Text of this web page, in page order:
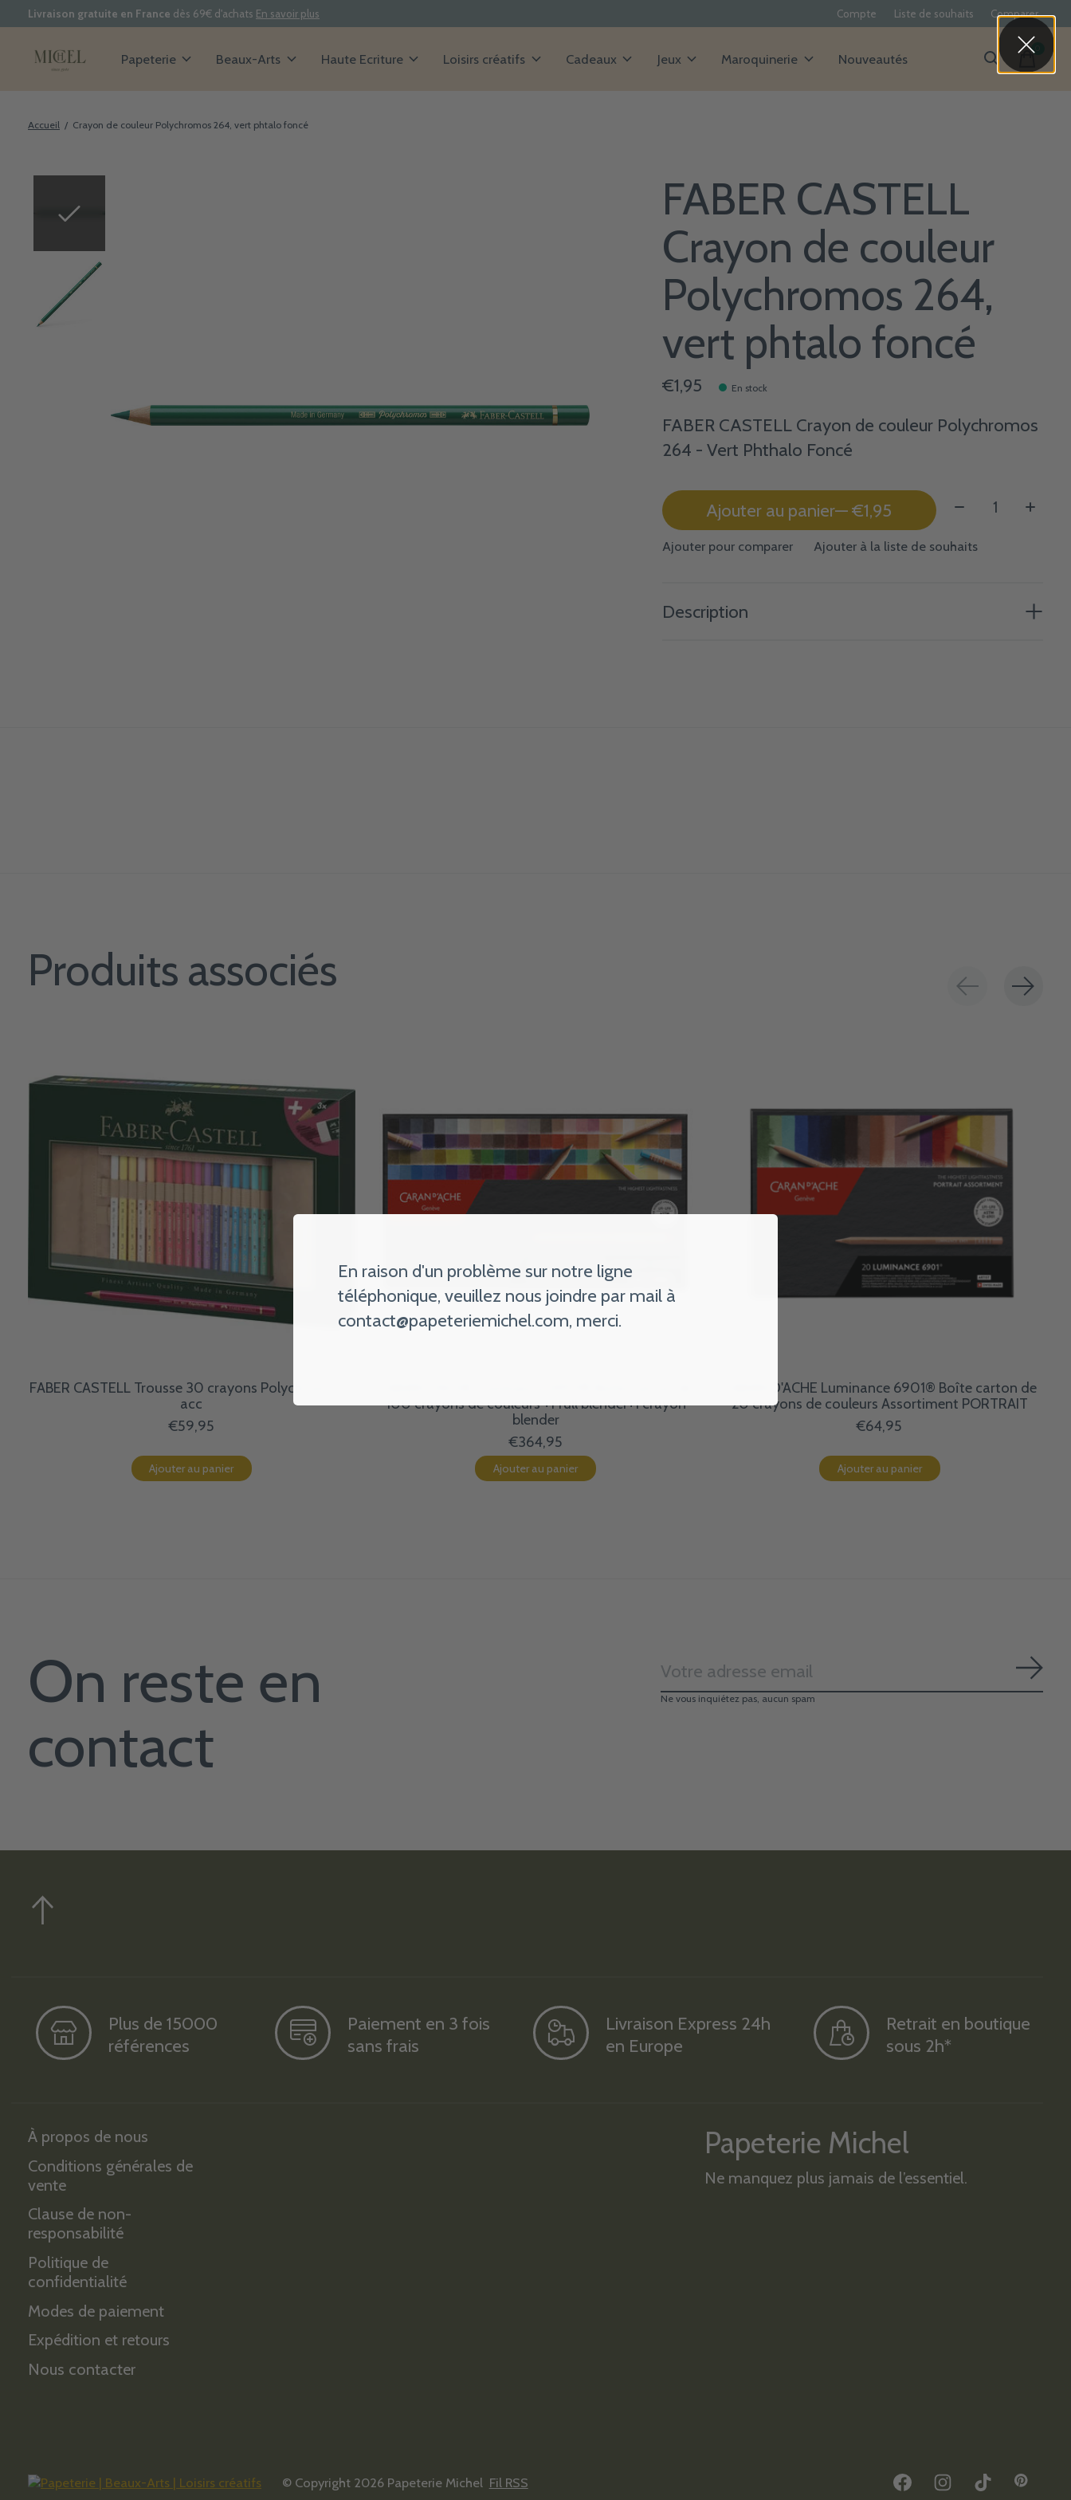
Livraison gratuite en France dès 69€ d'achats En savoir plus Compte Liste de souhaits Comparer
Papeterie Beaux-Arts Haute Ecriture Loisirs créatifs Cadeaux Jeux Maroquinerie Nouveautés items
Accueil / Crayon de couleur Polychromos 264, vert phtalo foncé
FABER CASTELL
Crayon de couleur
Polychromos 264,
vert phtalo foncé
€1,95 En stock
FABER CASTELL Crayon de couleur Polychromos
264 - Vert Phthalo Foncé
Ajouter au panier — €1,95 Quantité:
Ajouter pour comparer Ajouter à la liste de souhaits
Description
Produits associés
FABER CASTELL Trousse 30 crayons Polychromos +
acc
€59,95
Ajouter au panier
100 crayons de couleurs +1 full blender+1 crayon
blender
€364,95
Ajouter au panier
CARAN D'ACHE Luminance 6901® Boîte carton de
20 crayons de couleurs Assortiment PORTRAIT
€64,95
Ajouter au panier
On reste en
contact
Ne vous inquiétez pas, aucun spam
Plus de 15000
références
Paiement en 3 fois
sans frais
Livraison Express 24h
en Europe
Retrait en boutique
sous 2h*
À propos de nous
Conditions générales de
vente
Clause de non-
responsabilité
Politique de
confidentialité
Modes de paiement
Expédition et retours
Nous contacter
Papeterie Michel
Ne manquez plus jamais de l’essentiel.
© Copyright 2026 Papeterie Michel Fil RSS
En raison d'un problème sur notre ligne
téléphonique, veuillez nous joindre par mail à
contact@papeteriemichel.com, merci.